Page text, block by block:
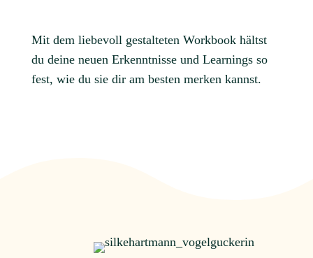
Mit dem liebevoll gestalteten Workbook hältst
du deine neuen Erkenntnisse und Learnings so
fest, wie du sie dir am besten merken kannst.